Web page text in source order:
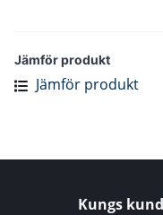
Jämför produkt
Jämför produkt
Kungs